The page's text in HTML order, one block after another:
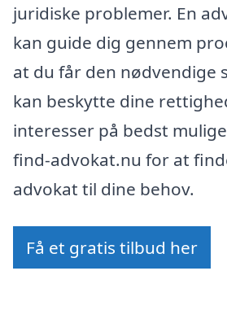
juridiske problemer. En
kan guide dig gennem
at du får den nødvendige
kan beskytte dine
interesser på bedst
find-advokat.nu for at
advokat til dine behov.
Få et gratis tilbud her